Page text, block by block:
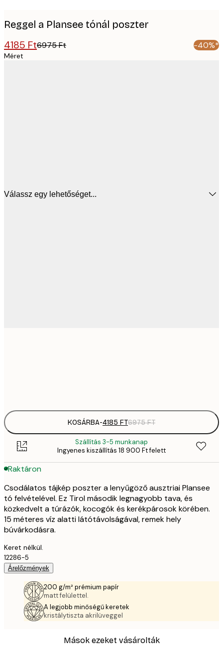
Reggel a Plansee tónál poszter
4185 Ft6975 Ft -40%*
Méret
Válassz egy lehetőséget...
KOSÁRBA-4185 FT6975 FT
Szállítás 3-5 munkanap
Ingyenes kiszállítás 18 900 Ft felett
Raktáron
Csodálatos tájkép poszter a lenyűgöző ausztriai Plansee
tó felvételével. Ez Tirol második legnagyobb tava, és
közkedvelt a túrázók, kocogók és kerékpárosok körében.
15 méteres víz alatti látótávolságával, remek hely
búvárkodásra.
Keret nélkül.
12286-5
Árelőzmények
200 g/m² prémium papír
matt felülettel.
A legjobb minőségű keretek
kristálytiszta akrilüveggel
Mások ezeket vásárolták